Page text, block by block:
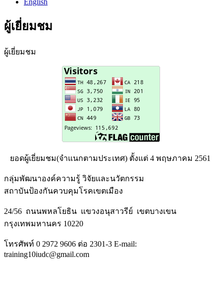
English
ผู้เยี่ยมชม
ผู้เยี่ยมชม
ยอดผู้เยี่ยมชม(จำแนกตามประเทศ) ตั้งแต่ 4 พฤษภาคม 2561
กลุ่มพัฒนาองค์ความรู้ วิจัยเเละนวัตกรรม
สถาบันป้องกันควบคุมโรคเขตเมือง
24/56 ถนนพหลโยธิน แขวงอนุสาวรีย์ เขตบางเขน
กรุงเทพมหานคร 10220
โทรศัพท์ 0 2972 9606 ต่อ 2301-3 E-mail:
training10iudc@gmail.com